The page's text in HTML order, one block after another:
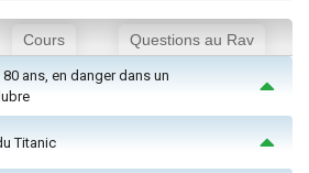
Cours Questions au Rav
80 ans, en danger dans un
Titanic